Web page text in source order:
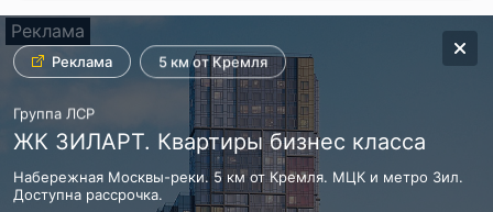
Реклама
Реклама Готовим премьеру
СИТИ21
Архитектурный проект «Вавилова 64»
Панорамное остекление на 270 градусов. Функциональные
планировки. 5 минут пешком до метро.
Реклама
Реклама от 28 м2- от 23.6 млн Руб.
Донстрой
ОСТРОВ. КВАРТАЛ-КУРОРТ
До 30 августа - выгодные условия покупки! Ограниченный пул
квартир на западе Москвы, у парка и реки
Реклама
Реклама 5 км от Кремля
Группа ЛСР
ЖК ЗИЛАРТ. Квартиры бизнес класса
Набережная Москвы-реки. 5 км от Кремля. МЦК и метро Зил.
Доступна рассрочка.
Реклама